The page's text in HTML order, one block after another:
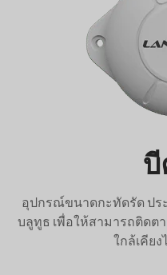
อุปกรณ์ขนาดกะทัดรัด ป
บลูทูธ เพื่อให้สามารถติด
ใกล้เคีย